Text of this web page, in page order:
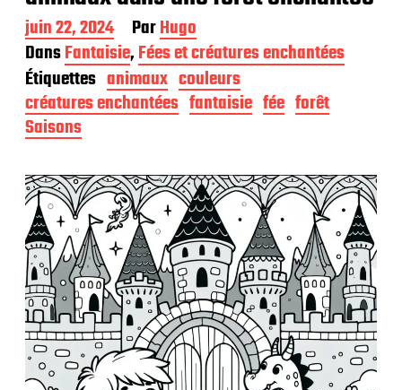
D
a
t
e
d
e
p
b
l
i
c
a
t
i
o
n
juin 22, 2024 ParHugo
DansFantaisie,Fées et créatures enchantées
Étiquettes animaux couleurs
créatures enchantées fantaisie fée forêt
Saisons